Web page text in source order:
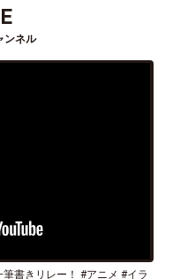
ンネル
書きリレー！ #アニメ #イラ